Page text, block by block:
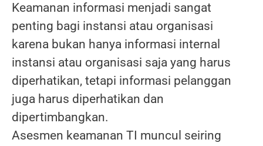
Keamanan informasi menjadi sangat
penting bagi instansi atau organisasi
karena bukan hanya informasi internal
instansi atau organisasi saja yang harus
diperhatikan, tetapi informasi pelanggan
juga harus diperhatikan dan
dipertimbangkan.
Asesmen keamanan TI muncul seiring